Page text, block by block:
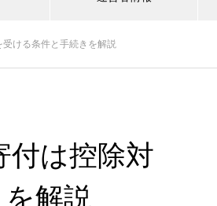
ける条件と手続きを解説
付は控除対
解説